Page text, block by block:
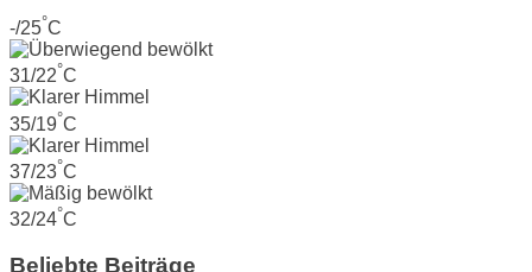
-/25°C
31/22°C
35/19°C
37/23°C
32/24°C
Beliebte Beiträge